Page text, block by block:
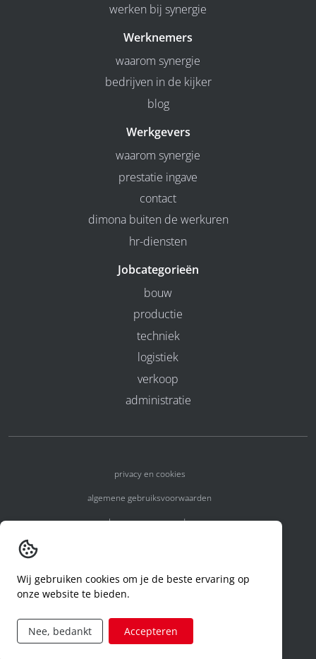
werken bij synergie
Werknemers
waarom synergie
bedrijven in de kijker
blog
Werkgevers
waarom synergie
prestatie ingave
contact
dimona buiten de werkuren
hr-diensten
Jobcategorieën
bouw
productie
techniek
logistiek
verkoop
administratie
privacy en cookies
algemene gebruiksvoorwaarden
algemene voorwaarden
code of conduct
aanvraag rechten ivm privacy
Wij gebruiken cookies om je de beste ervaring op
onze website te bieden.
Nee, bedankt Accepteren